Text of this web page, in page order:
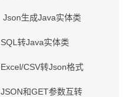
Json生成Java实体类
SQL转Java实体类
Excel/CSV转Json格式
JSON和GET参数互转